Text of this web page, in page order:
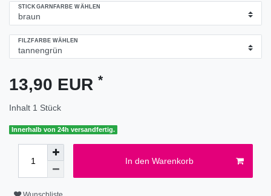
STICKGARNFARBE WÄHLEN
FILZFARBE WÄHLEN
13,90 EUR *
Inhalt 1 Stück
Innerhalb von 24h versandfertig.
In den Warenkorb